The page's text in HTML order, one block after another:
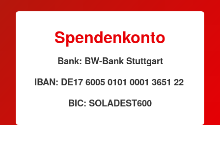
Spendenkonto
Bank: BW-Bank Stuttgart
IBAN: DE17 6005 0101 0001 3651 22
BIC: SOLADEST600